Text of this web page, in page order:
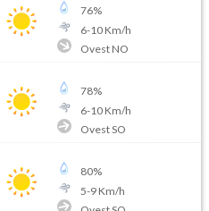
76%
6-10Km/h
Ovest NO
78%
6-10Km/h
Ovest SO
80%
5-9Km/h